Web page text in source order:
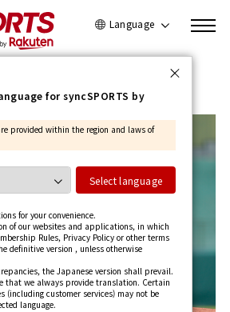
Language
日本語
繁體中文
for syncSPORTS by
provided within the region and laws of
Select language
for your convenience.
of our websites and applications, in which
Rules, Privacy Policy or other terms
definitive version , unless otherwise
the Japanese version shall prevail.
that we always provide translation. Certain
(including customer services) may not be
language.​